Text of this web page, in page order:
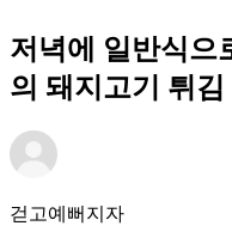
저녁에 일반식으
의 돼지고기 튀
걷고예뻐지자